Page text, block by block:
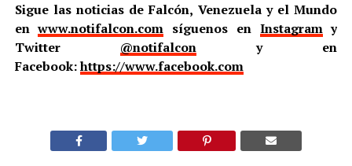
Sigue las noticias de Falcón, Venezuela y el Mundo
enwww.notifalcon.com síguenos en Instagramy
Twitter @notifalcony en
Facebook:https://www.facebook.com